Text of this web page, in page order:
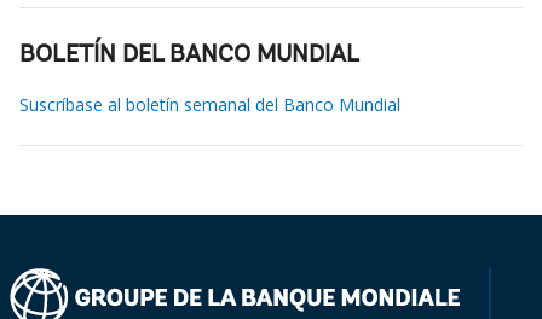
BOLETÍN DEL BANCO MUNDIAL
Suscríbase al boletín semanal del Banco Mundial